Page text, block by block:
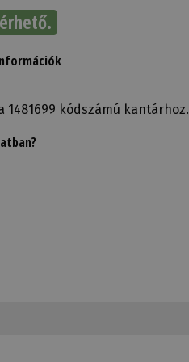
kódszámú kantárhoz.